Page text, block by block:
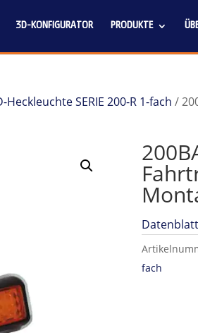
3D-KONFIGURATOR PRODUKTE
Heckleuchte SERIE 200-R 1-fach /
Datenblatt
fach